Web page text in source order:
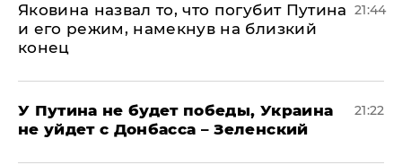
Яковина назвал то, что погубит Путина
и его режим, намекнув на близкий
конец
21:44
У Путина не будет победы, Украина
не уйдет с Донбасса – Зеленский
21:22